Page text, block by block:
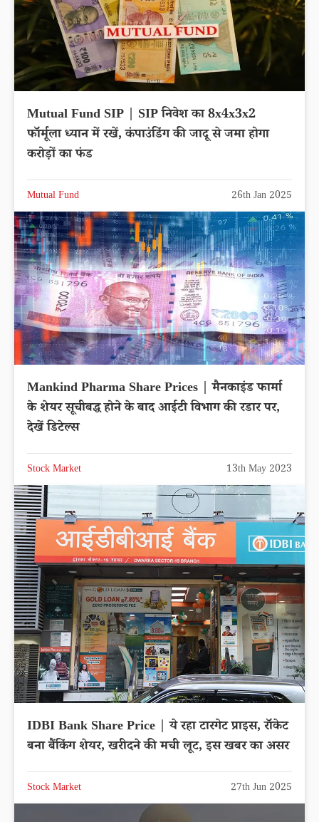
Mutual Fund SIP | SIP निवेश का 8x4x3x2
फॉर्मूला ध्यान में रखें, कंपाउंडिंग की जादू से जमा होगा
करोड़ों का फंड
Mutual Fund 26th Jan 2025
Mankind Pharma Share Prices | मैनकाइंड फार्मा
के शेयर सूचीबद्ध होने के बाद आईटी विभाग की रडार पर,
देखें डिटेल्स
Stock Market 13th May 2023
IDBI Bank Share Price | ये रहा टारगेट प्राइस, रॉकेट
बना बैंकिंग शेयर, खरीदने की मची लूट, इस खबर का असर
Stock Market 27th Jun 2025